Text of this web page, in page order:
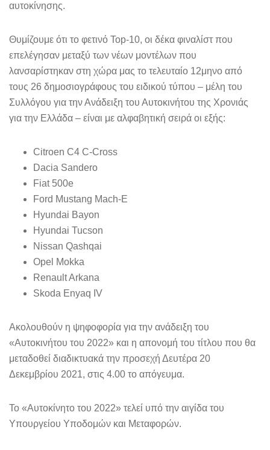
αυτοκίνησης.
Θυμίζουμε ότι το φετινό Top-10, οι δέκα φιναλίστ που
επελέγησαν μεταξύ των νέων μοντέλων που
λανσαρίστηκαν στη χώρα μας το τελευταίο 12μηνο από
τους 26 δημοσιογράφους του ειδικού τύπου – μέλη του
Συλλόγου για την Ανάδειξη του Αυτοκινήτου της Χρονιάς
για την Ελλάδα – είναι με αλφαβητική σειρά οι εξής:
Citroen C4 C-Cross
Dacia Sandero
Fiat 500e
Ford Mustang Mach-E
Hyundai Bayon
Hyundai Tucson
Nissan Qashqai
Opel Mokka
Renault Arkana
Skoda Enyaq IV
Ακολουθούν η ψηφοφορία για την ανάδειξη του
«Αυτοκινήτου του 2022» και η απονομή του τίτλου που θα
μεταδοθεί διαδικτυακά την προσεχή Δευτέρα 20
Δεκεμβρίου 2021, στις 4.00 το απόγευμα.
Το «Αυτοκίνητο του 2022» τελεί υπό την αιγίδα του
Υπουργείου Υποδομών και Μεταφορών.